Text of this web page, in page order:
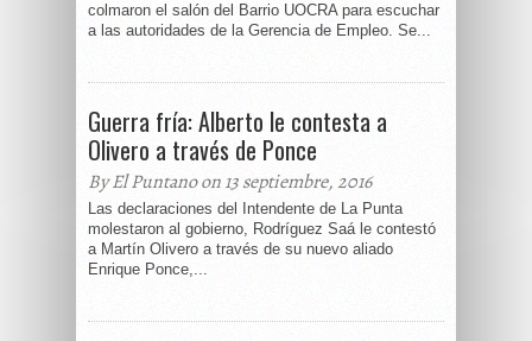
colmaron el salón del Barrio UOCRA para escuchar
a las autoridades de la Gerencia de Empleo. Se...
Guerra fría: Alberto le contesta a
Olivero a través de Ponce
By El Puntano on 13 septiembre, 2016
Las declaraciones del Intendente de La Punta
molestaron al gobierno, Rodríguez Saá le contestó
a Martín Olivero a través de su nuevo aliado
Enrique Ponce,...